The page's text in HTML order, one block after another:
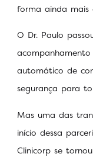
forma ainda mais
O Dr. Paulo
automático de
segurança para
Mas uma das
início dessa
Clinicorp se